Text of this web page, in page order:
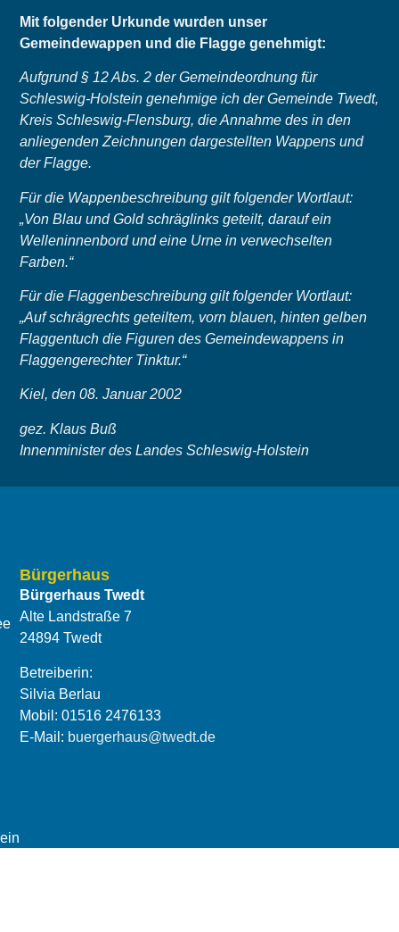
Mit folgender Urkunde wurden unser
Gemeindewappen und die Flagge genehmigt:
Aufgrund § 12 Abs. 2 der Gemeindeordnung für
Schleswig-Holstein genehmige ich der Gemeinde Twedt,
Kreis Schleswig-Flensburg, die Annahme des in den
anliegenden Zeichnungen dargestellten Wappens und
der Flagge.
Für die Wappenbeschreibung gilt folgender Wortlaut:
„Von Blau und Gold schräglinks geteilt, darauf ein
Welleninnenbord und eine Urne in verwechselten
Farben.“
Für die Flaggenbeschreibung gilt folgender Wortlaut:
„Auf schrägrechts geteiltem, vorn blauen, hinten gelben
Flaggentuch die Figuren des Gemeindewappens in
Flaggengerechter Tinktur.“
Kiel, den 08. Januar 2002
gez. Klaus Buß
Innenminister des Landes Schleswig-Holstein
Bürgerhaus
Bürgerhaus Twedt
Alte Landstraße 7
24894 Twedt
Betreiberin:
Silvia Berlau
Mobil: 01516 2476133
E-Mail: buergerhaus@twedt.de